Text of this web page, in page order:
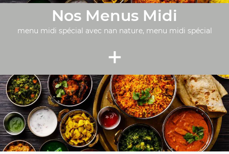
Nos Menus Midi
menu midi spécial avec nan nature, menu midi spécial
+